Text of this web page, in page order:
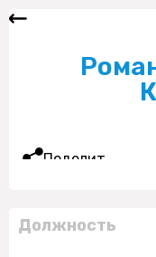
Поделиться
Должность